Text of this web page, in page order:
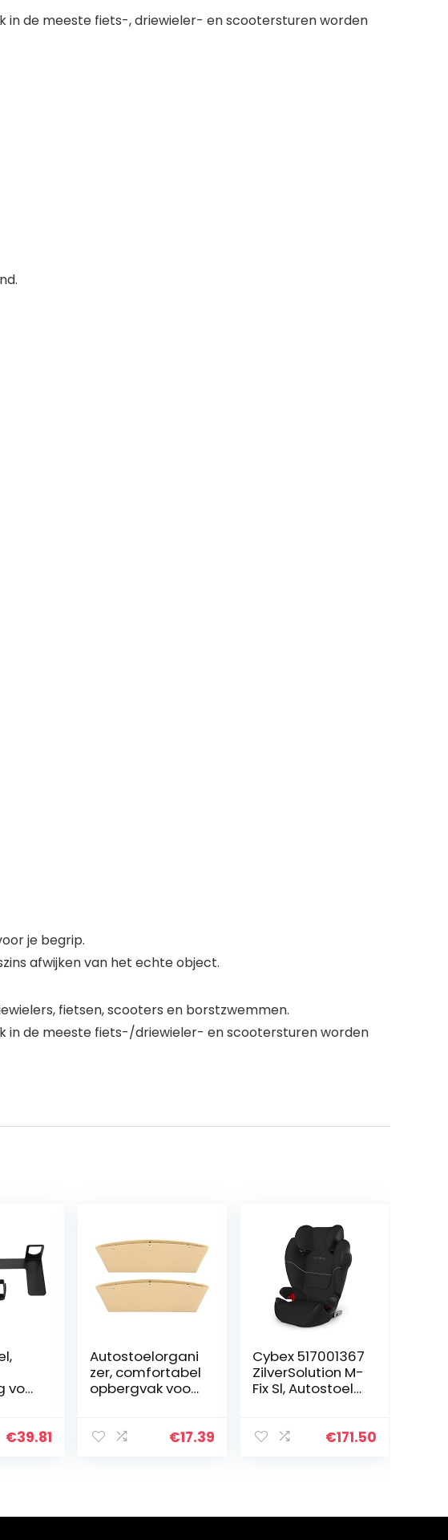
in de meeste fiets-, driewieler- en scootersturen worden
je begrip.
afwijken van het echte object.
fietsen, scooters en borstzwemmen.
in de meeste fiets-/driewieler- en scootersturen worden
voor
€39.81
Autostoelorgani
zer, comfortabel
opbergvak voor
hoogwaardig
€17.39
Cybex 517001367
ZilverSolution M-
Fix Sl, Autostoel
zwart,37 x 54 x
€171.50